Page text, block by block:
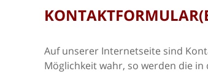
Auf unserer Internetseite sind
Möglichkeit wahr, so werden die